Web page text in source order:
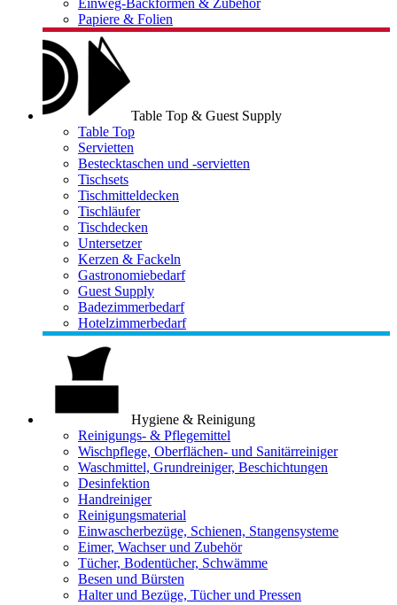
Einweg-Backformen & Zubehör
Papiere & Folien
Table Top & Guest Supply
Table Top
Servietten
Bestecktaschen und -servietten
Tischsets
Tischmitteldecken
Tischläufer
Tischdecken
Untersetzer
Kerzen & Fackeln
Gastronomiebedarf
Guest Supply
Badezimmerbedarf
Hotelzimmerbedarf
Hygiene & Reinigung
Reinigungs- & Pflegemittel
Wischpflege, Oberflächen- und Sanitärreiniger
Waschmittel, Grundreiniger, Beschichtungen
Desinfektion
Handreiniger
Reinigungsmaterial
Einwascherbezüge, Schienen, Stangensysteme
Eimer, Wachser und Zubehör
Tücher, Bodentücher, Schwämme
Besen und Bürsten
Halter und Bezüge, Tücher und Pressen